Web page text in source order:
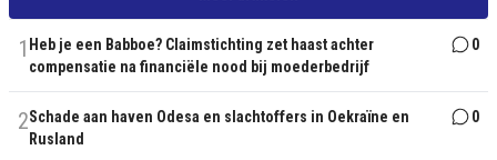
1 Heb je een Babboe? Claimstichting zet haast achter
compensatie na financiële nood bij moederbedrijf
0
2Schade aan haven Odesa en slachtoffers in Oekraïne en
Rusland
0